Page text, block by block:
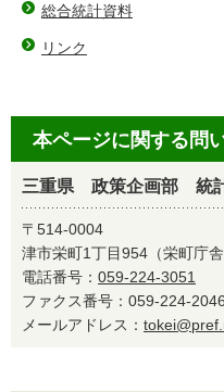
総合統計資料
リンク
本ページに関する問
三重県 政策企画部 統
〒514-0004
津市栄町1丁目954（栄町庁舎
電話番号： 059-224-3051
ファクス番号：059-224-
メールアドレス：